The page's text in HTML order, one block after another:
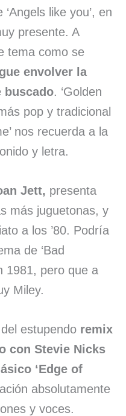
like you’, en
presente. A
tema como se
envolver la
buscado. ‘Golden
pop y tradicional
nos recuerda a la
y letra.
Jett, presenta
más juguetonas, y
a los ’80. Podría
de ‘Bad
1981, pero que a
Miley.
estupendo remix
con Stevie Nicks
‘Edge of
absolutamente
y voces.